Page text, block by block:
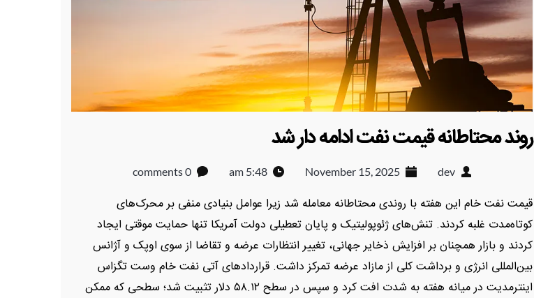
روند محتاطانه قیمت نفت ادامه دار شد
dev
November 15, 2025
5:48 am
0 comments
قیمت نفت خام این هفته با روندی محتاطانه معامله شد زیرا عوامل بنیادی منفی بر محرک‌های
کوتاه‌مدت غلبه کردند. تنش‌های ژئوپولیتیک و پایان تعطیلی دولت آمریکا تنها حمایت موقتی ایجاد
کردند و بازار همچنان بر افزایش ذخایر جهانی، تغییر انتظارات عرضه و تقاضا از سوی اوپک و آژانس
بین‌المللی انرژی و برداشت کلی از مازاد عرضه تمرکز داشت. قراردادهای آتی نفت خام وست تگزاس
اینترمدیت در میانه هفته به شدت افت کرد و سپس در سطح ۵۸.۱۲ دلار تثبیت شد؛ سطحی که ممکن